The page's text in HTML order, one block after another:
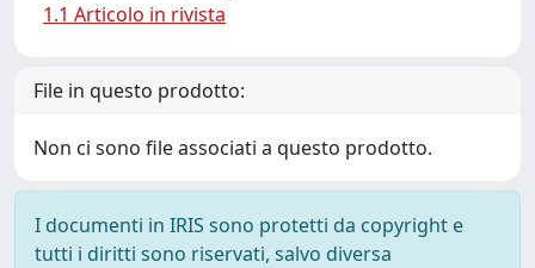
1.1 Articolo in rivista
File in questo prodotto:
Non ci sono file associati a questo prodotto.
I documenti in IRIS sono protetti da copyright e
tutti i diritti sono riservati, salvo diversa